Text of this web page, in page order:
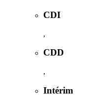
CDI
,
CDD
,
Intérim